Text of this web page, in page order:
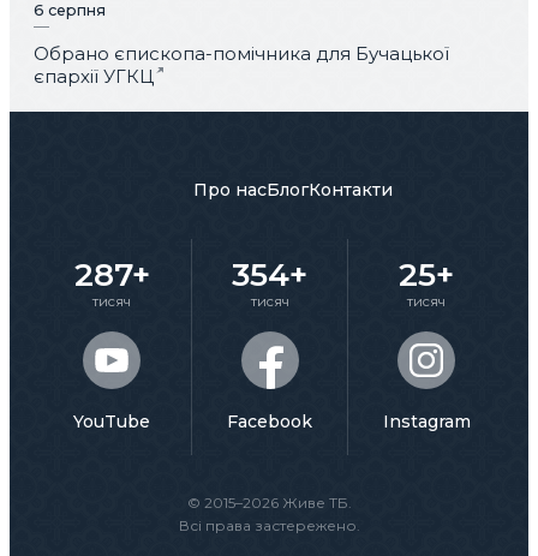
6 серпня
Обрано єпископа-помічника для Бучацької
єпархії УГКЦ
© 2015–2026 Живе ТБ.
Всі права застережено.
Про насБлогКонтакти
287+
тисяч
YouTube
354+
тисяч
Facebook
25+
тисяч
Instagram